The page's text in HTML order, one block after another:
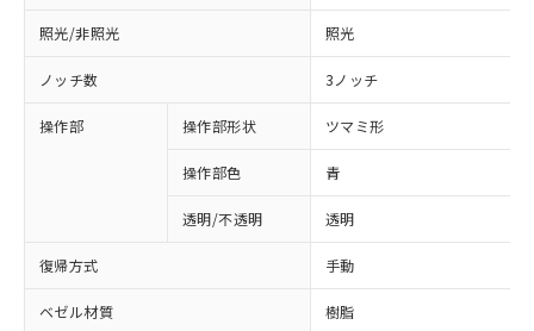
照光/非照光 照光
ノッチ数 3ノッチ
操作部 操作部形状 ツマミ形
操作部色 青
透明/不透明 透明
復帰方式 手動
ベゼル材質 樹脂